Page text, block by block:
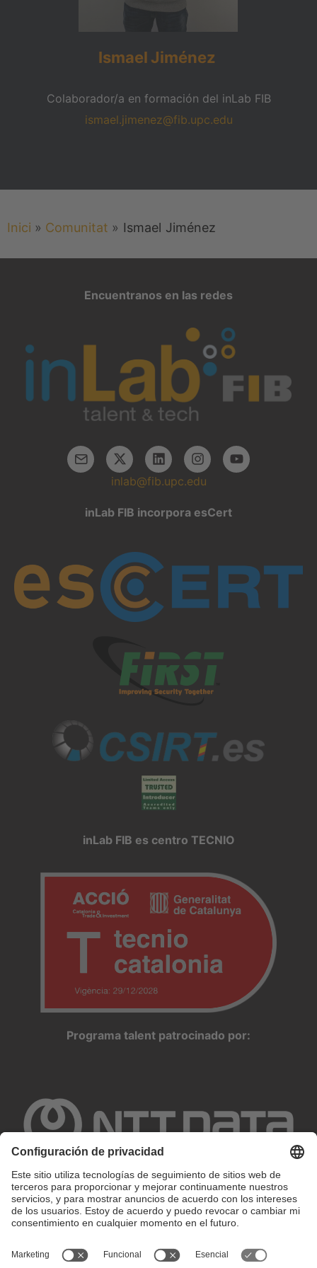
Ismael Jiménez
Colaborador/a en formación del inLab FIB
ismael.jimenez@fib.upc.edu
Inici » Comunitat » Ismael Jiménez
Encuentranos en las redes
inlab@fib.upc.edu
inLab FIB incorpora esCert
inLab FIB es centro TECNIO
Programa talent patrocinado por:
Configuración de privacidad